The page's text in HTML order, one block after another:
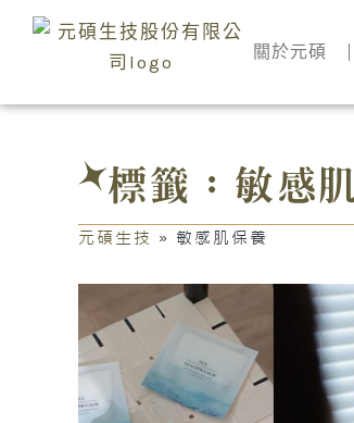
要
關於元碩
標籤：敏感
元碩生技 » 敏感肌保養